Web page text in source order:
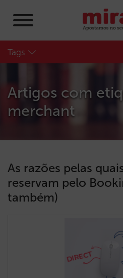
Tags
Artigos com
merchant
As razões pelas
reservam pelo
também)